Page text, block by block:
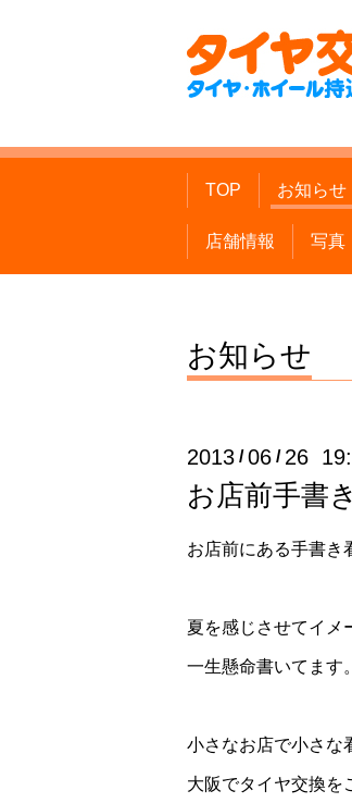
TOP お知らせ
店舗情報 写真
お知らせ
2013 /06 / 26
お店前手書
お店前にある手書き
夏を感じさせてイメ
一生懸命書いてます。
小さなお店で小さな
大阪でタイヤ交換を